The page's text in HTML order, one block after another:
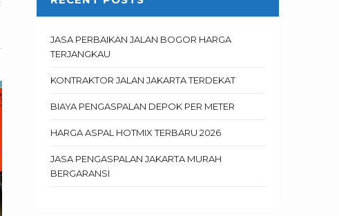
JASA PERBAIKAN JALAN BOGOR HARGA
TERJANGKAU
KONTRAKTOR JALAN JAKARTA TERDEKAT
BIAYA PENGASPALAN DEPOK PER METER
HARGA ASPAL HOTMIX TERBARU 2026
JASA PENGASPALAN JAKARTA MURAH
BERGARANSI